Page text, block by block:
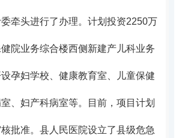
牵头进行了办理。 计划投资2250万
院业务综合楼西侧新建产儿科业务
孕妇学校、健康教育室、儿童保健
、妇产科病室等。目前，项目计划
批准。县人民医院设立了县级危急